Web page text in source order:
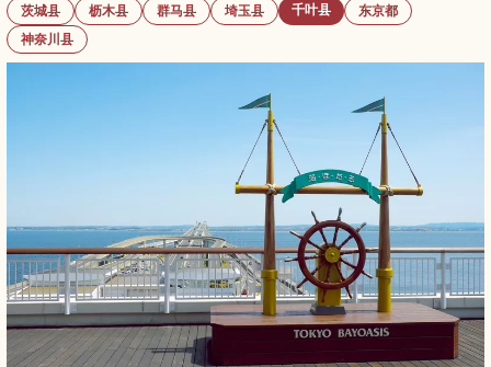
茨城县 枥木县 群马县 埼玉县 千叶县
东京都
神奈川县